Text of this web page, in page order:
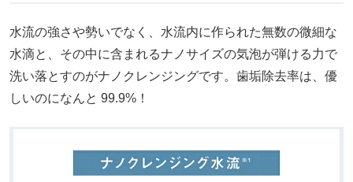
水流の強さや勢いでなく、水流内に作られた無数の微細な
水滴と、その中に含まれるナノサイズの気泡が弾ける力で
洗い落とすのがナノクレンジングです。歯垢除去率は、優
しいのになんと 99.9%！